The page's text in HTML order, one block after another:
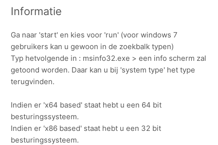
De knop "Add to Admin-DMS" verschijnt/werkt niet
(meer) in Microsoft Office
Help! Ik heb een leeg scherm in Admin-DMS!
Hoe weet ik welke versie ik heb van Admin-DMS?
Licentie voor Admin-DMS
Informatie
Ga naar 'start' en kies voor 'run' (voor windows 7
gebruikers kan u gewoon in de zoekbalk typen)
Typ hetvolgende in : msinfo32.exe > een info scherm zal
getoond worden. Daar kan u bij 'system type' het type
terugvinden.
Indien er 'x64 based' staat hebt u een 64 bit
besturingssysteem.
Indien er 'x86 based' staat hebt u een 32 bit
besturingssysteem.